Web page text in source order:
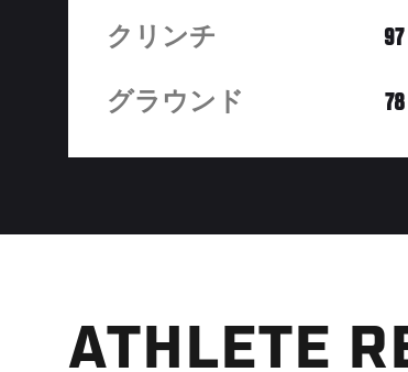
クリンチ 97
グラウンド 78
ATHLETE